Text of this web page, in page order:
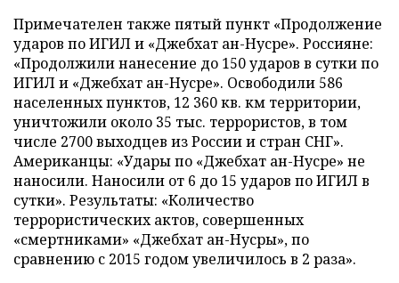
Примечателен также пятый пункт «Продолжение
ударов по ИГИЛ и «Джебхат ан-Нусре». Россияне:
«Продолжили нанесение до 150 ударов в сутки по
ИГИЛ и «Джебхат ан-Нусре». Освободили 586
населенных пунктов, 12 360 кв. км территории,
уничтожили около 35 тыс. террористов, в том
числе 2700 выходцев из России и стран СНГ».
Американцы: «Удары по «Джебхат ан-Нусре» не
наносили. Наносили от 6 до 15 ударов по ИГИЛ в
сутки». Результаты: «Количество
террористических актов, совершенных
«смертниками» «Джебхат ан-Нусры», по
сравнению с 2015 годом увеличилось в 2 раза».